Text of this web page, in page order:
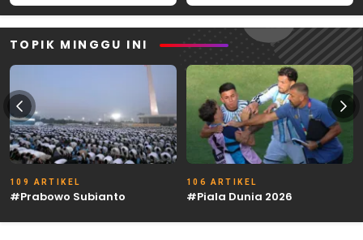
TOPIK MINGGU INI
109 ARTIKEL
#Prabowo Subianto
106 ARTIKEL
#Piala Dunia 2026